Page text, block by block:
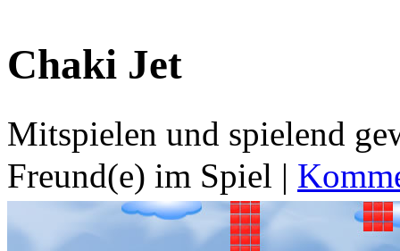
Chaki Jet
Mitspielen und spielend
Freund(e) im Spiel |